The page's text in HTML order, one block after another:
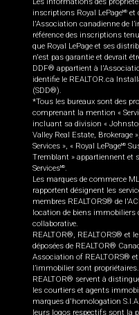
Les informations des
inscriptions Royal LePageMD et
l'Association canadienne de
référence des inscriptions
que Royal LePage et ses
n'est pas garantie et devrait
DDF® appartient à
identifie le REALTOR.ca
(SDD®).
*Tous les bureaux sont des
comprenant la mention «
incluant sa division «
Valley Real Estate, Brokerage
Services », « Royal LePageMD
Tremblant » appartiennent et
ServicesMD.
Les marques de commerce
rapportent désignent les
membres REALTORS® de
location de biens immobiliers
collaborative.
REALTOR®, REALTORS® et
déposées de REALTOR®
Association of REALTORS®
l’immobilier sont
REALTOR® servent à
les courtiers et agents
marques d'homologation
leurs logos respectifs sont la